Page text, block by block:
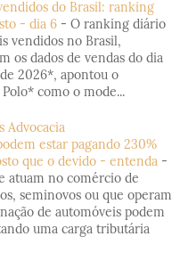
do Brasil: ranking
- dia 6 - O ranking diário
vendidos no Brasil,
os dados de vendas do dia
2026*, apontou o
como o mode...
Advocacia
estar pagando 230%
que o devido - entenda -
atuam no comércio de
seminovos ou que operam
de automóveis podem
uma carga tributária